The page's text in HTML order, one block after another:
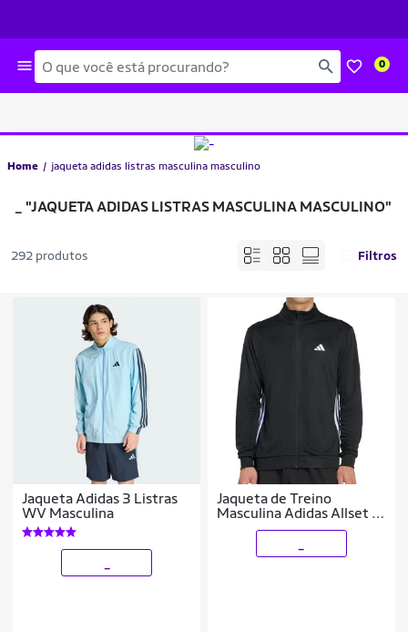
Busca 0
Home jaqueta adidas listras masculina masculino
"JAQUETA ADIDAS LISTRAS MASCULINA MASCULINO"
292 produtos Filtros
Jaqueta Adidas 3 Listras
WV Masculina
Jaqueta de Treino
Masculina Adidas Allset 3
Listras Preto - KA3481